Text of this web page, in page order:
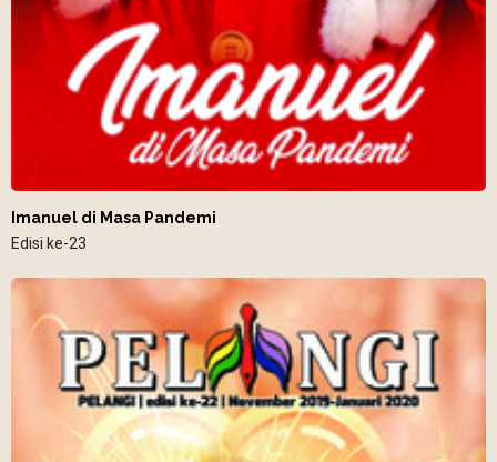
Imanuel di Masa Pandemi
Edisi ke-23